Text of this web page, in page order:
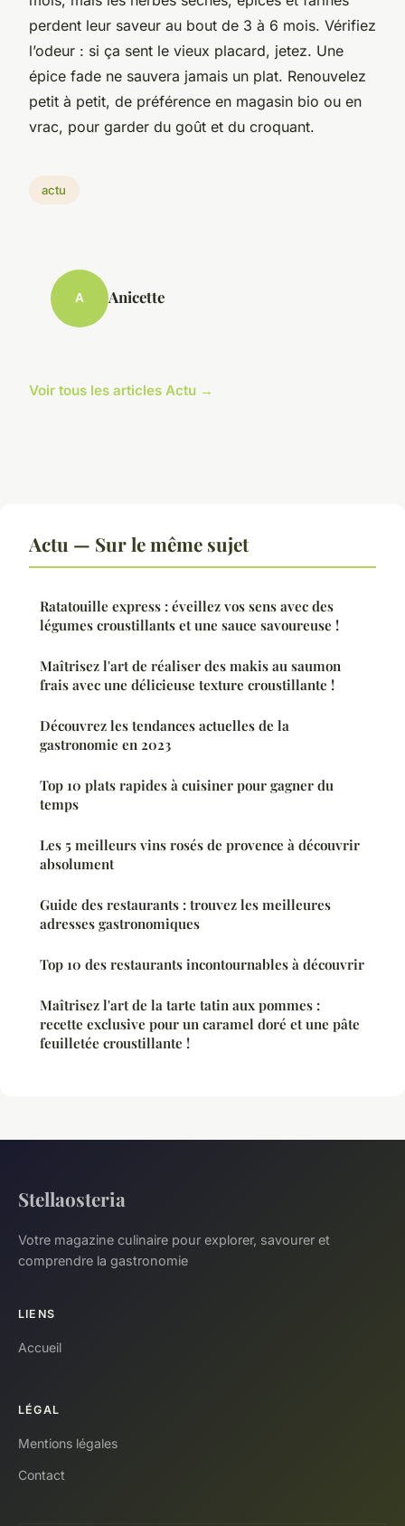
perdent leur saveur au bout de 3 à 6 mois. Vérifiez
l’odeur : si ça sent le vieux placard, jetez. Une
épice fade ne sauvera jamais un plat. Renouvelez
petit à petit, de préférence en magasin bio ou en
vrac, pour garder du goût et du croquant.
actu
A Anicette
Voir tous les articles Actu →
Actu — Sur le même sujet
Ratatouille express : éveillez vos sens avec des
légumes croustillants et une sauce savoureuse !
Maîtrisez l'art de réaliser des makis au saumon
frais avec une délicieuse texture croustillante !
Découvrez les tendances actuelles de la
gastronomie en 2023
Top 10 plats rapides à cuisiner pour gagner du
temps
Les 5 meilleurs vins rosés de provence à découvrir
absolument
Guide des restaurants : trouvez les meilleures
adresses gastronomiques
Top 10 des restaurants incontournables à découvrir
Maîtrisez l'art de la tarte tatin aux pommes :
recette exclusive pour un caramel doré et une pâte
feuilletée croustillante !
Stellaosteria
Votre magazine culinaire pour explorer, savourer et
comprendre la gastronomie
LIENS
Accueil
LÉGAL
Mentions légales
Contact